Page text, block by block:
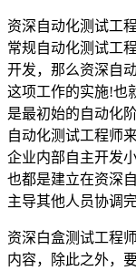
资深自动化测试工
常规自动化测试工
开发，那么资深自
这项工作的实施!也
是最初始的自动化
自动化测试工程师
企业内部自主开发
也都是建立在资深
主导其他人员协调
资深白盒测试工程
内容，除此之外，